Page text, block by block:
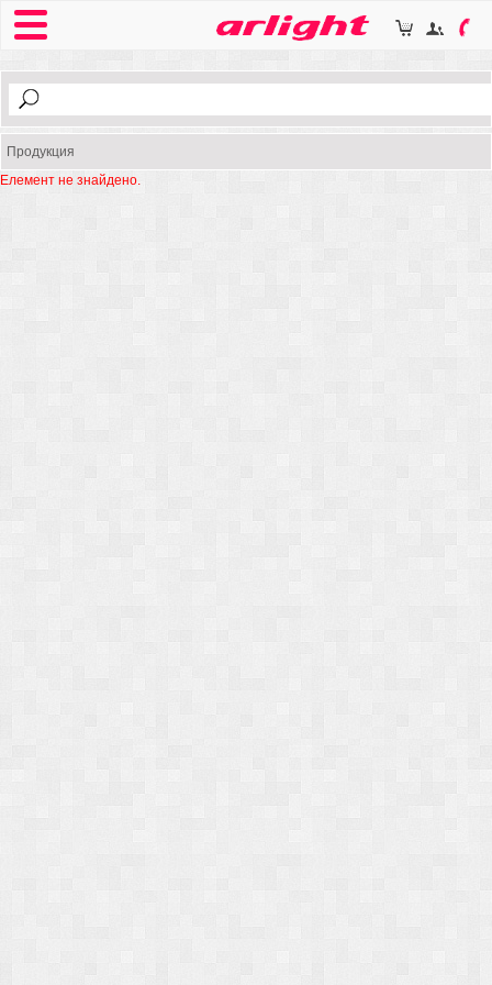
Продукция
Елемент не знайдено.